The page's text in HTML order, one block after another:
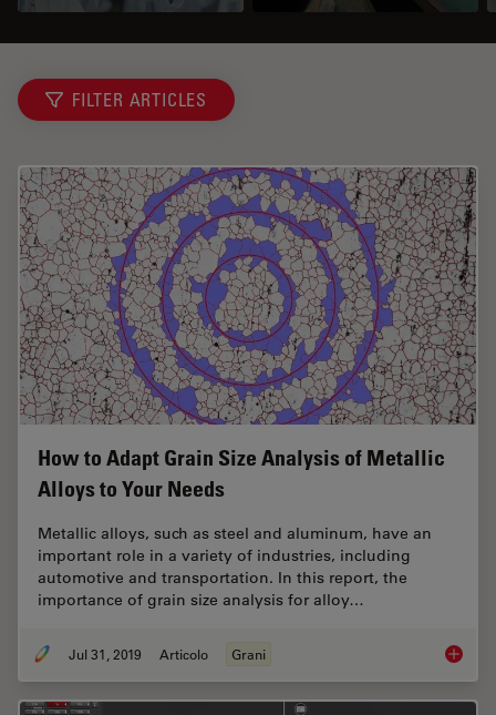
FILTER ARTICLES
How to Adapt Grain Size Analysis of Metallic
Alloys to Your Needs
Metallic alloys, such as steel and aluminum, have an
important role in a variety of industries, including
automotive and transportation. In this report, the
importance of grain size analysis for alloy…
Jul 31, 2019 Articolo Grani How to